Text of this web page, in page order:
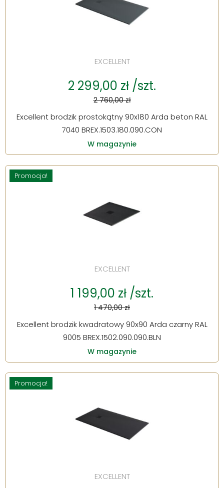
EXCELLENT
2 299,00 zł /szt.
2 760,00 zł
Excellent brodzik prostokątny 90x180 Arda beton RAL
7040 BREX.1503.180.090.CON
W magazynie
Promocja!
EXCELLENT
1 199,00 zł /szt.
1 470,00 zł
Excellent brodzik kwadratowy 90x90 Arda czarny RAL
9005 BREX.1502.090.090.BLN
W magazynie
Promocja!
EXCELLENT